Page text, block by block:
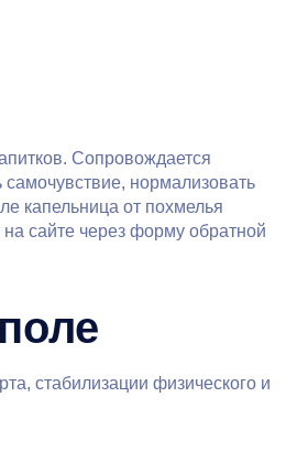
Сопровождается
нормализовать
капельница от похмелья
сайте через форму обратной
стабилизации физического и